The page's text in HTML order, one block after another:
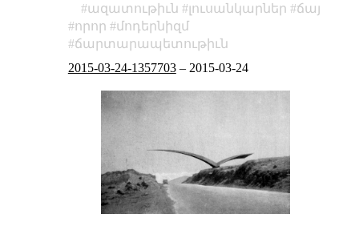
ազատութիւն լուսանկարներ
ճայ
որոր
մոդերնիզմ
ճարտարապետութիւն
2015-03-24-1357703– 2015-03-24